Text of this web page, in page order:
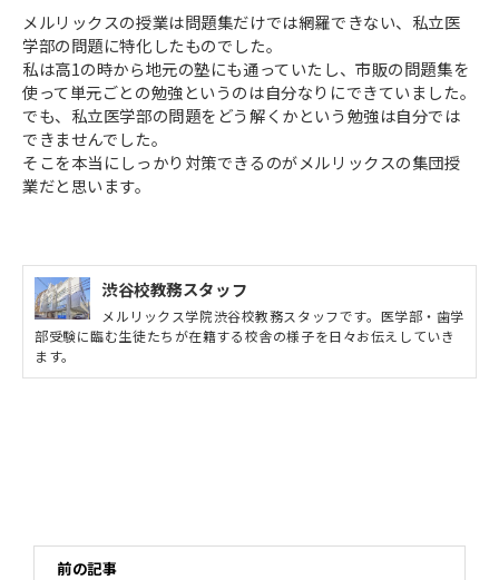
メルリックスの授業は問題集だけでは網羅できない、私立医
学部の問題に特化したものでした。
私は高1の時から地元の塾にも通っていたし、市販の問題集を
使って単元ごとの勉強というのは自分なりにできていました。
でも、私立医学部の問題をどう解くかという勉強は自分では
できませんでした。
そこを本当にしっかり対策できるのがメルリックスの集団授
業だと思います。
渋谷校教務スタッフ
メルリックス学院渋谷校教務スタッフです。医学部・歯学
部受験に臨む生徒たちが在籍する校舎の様子を日々お伝えしていき
ます。
前の記事